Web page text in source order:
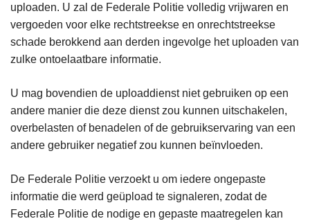
uploaden. U zal de Federale Politie volledig vrijwaren en
vergoeden voor elke rechtstreekse en onrechtstreekse
schade berokkend aan derden ingevolge het uploaden van
zulke ontoelaatbare informatie.
U mag bovendien de uploaddienst niet gebruiken op een
andere manier die deze dienst zou kunnen uitschakelen,
overbelasten of benadelen of de gebruikservaring van een
andere gebruiker negatief zou kunnen beïnvloeden.
De Federale Politie verzoekt u om iedere ongepaste
informatie die werd geüpload te signaleren, zodat de
Federale Politie de nodige en gepaste maatregelen kan